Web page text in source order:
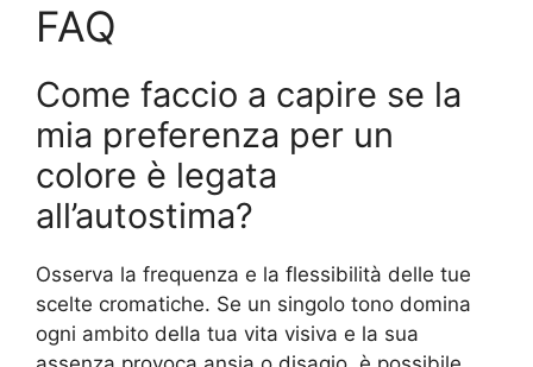
FAQ
Come faccio a capire se la
mia preferenza per un
colore è legata
all’autostima?
Osserva la frequenza e la flessibilità delle tue
scelte cromatiche. Se un singolo tono domina
ogni ambito della tua vita visiva e la sua